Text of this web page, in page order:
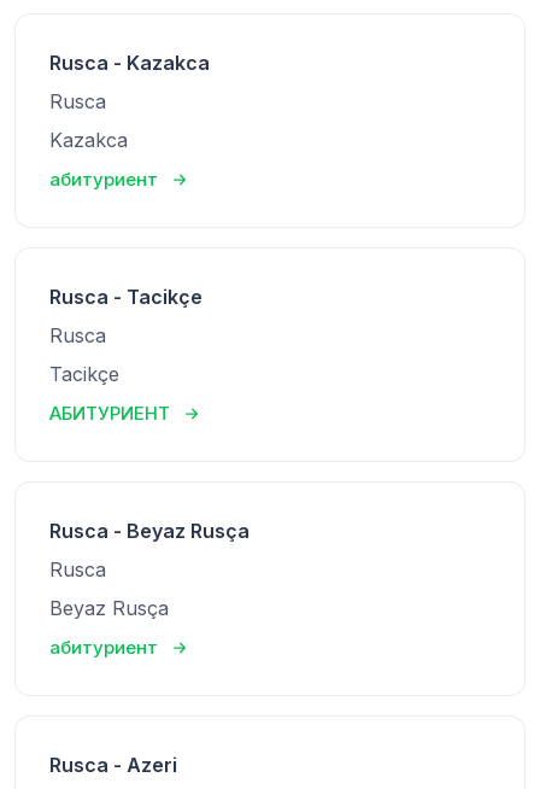
Rusca - Kazakca
Rusca
Kazakca
абитуриент
Rusca - Tacikçe
Rusca
Tacikçe
АБИТУРИЕНТ
Rusca - Beyaz Rusça
Rusca
Beyaz Rusça
абитуриент
Rusca - Azeri